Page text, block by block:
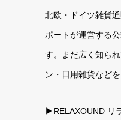
北欧・ドイツ雑貨
ポートが運営する
す。まだ広く知ら
ン・日用雑貨など
▶RELAXOUND リ